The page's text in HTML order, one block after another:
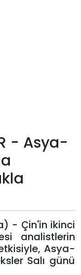
- Asya-
- Çin'in ikinci
analistlerin
Asya-
Salı günü